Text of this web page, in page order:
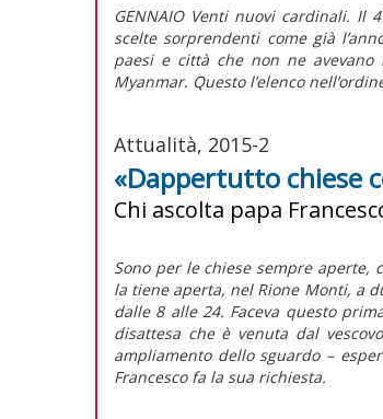
GENNAIO Venti nuovi cardinali.
scelte sorprendenti come già
paesi e città che non ne avevano
Myanmar. Questo l’elenco
Attualità, 2015-2
«Dappertutto chiese
Chi ascolta papa
Sono per le chiese sempre aperte,
la tiene aperta, nel Rione Monti, a
dalle 8 alle 24. Faceva questo
disattesa che è venuta dal
ampliamento dello sguardo –
Francesco fa la sua richiesta.